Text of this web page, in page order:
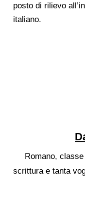
posto di rilievo
italiano.
Romano,
scrittura e tanta